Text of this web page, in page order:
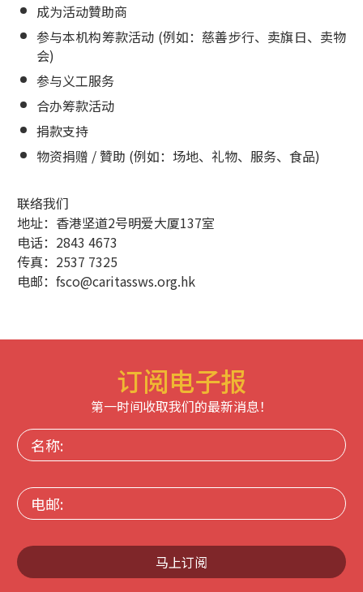
成为活动贊助商
参与本机构筹款活动 (例如：慈善步行、卖旗日、卖物
会)
参与义工服务
合办筹款活动
捐款支持
物资捐赠 / 贊助 (例如：场地、礼物、服务、食品)
联络我们
地址：香港坚道2号明爱大厦137室
电话：2843 4673
传真：2537 7325
电邮：fsco@caritassws.org.hk
订阅电子报
第一时间收取我们的最新消息！
名
称:
电
邮:
马上订阅